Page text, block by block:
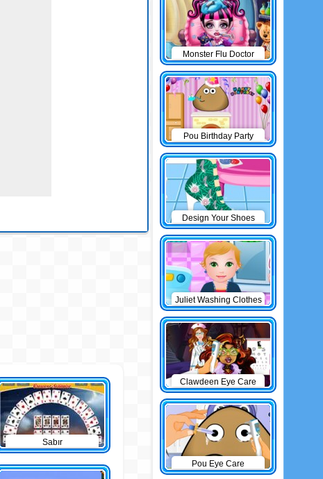
Sabır
Monster Flu Doctor
Pou Birthday Party
Design Your Shoes
Juliet Washing Clothes
Clawdeen Eye Care
Pou Eye Care